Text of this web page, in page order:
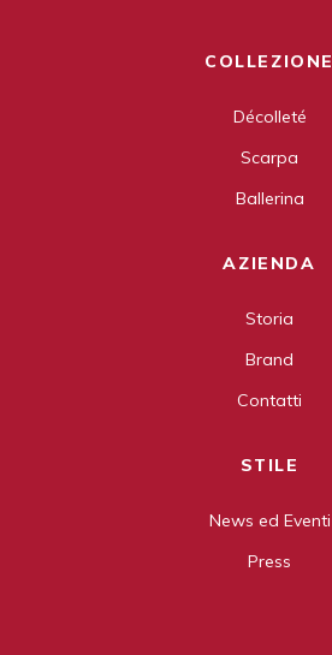
COLLEZIONE
Décolleté
Scarpa
Ballerina
AZIENDA
Storia
Brand
Contatti
STILE
News ed Eventi
Press